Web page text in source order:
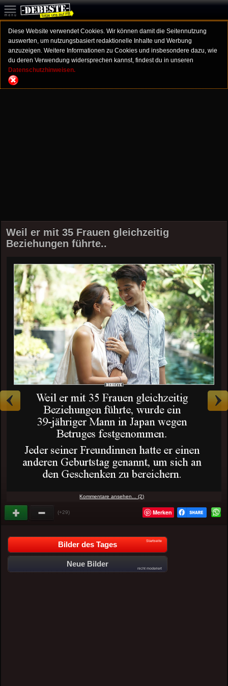
Diese Website verwendet Cookies. Wir können damit die Seitennutzung
auswerten, um nutzungsbasiert redaktionelle Inhalte und Werbung
anzuzeigen. Weitere Informationen zu Cookies und insbesondere dazu, wie
du deren Verwendung widersprechen kannst, findest du in unseren
Datenschutzhinweisen.
Weil er mit 35 Frauen gleichzeitig
Beziehungen führte..
Kommentare ansehen... (2)
(+29) Merken
Bilder des Tages Startseite
Neue Bilder
nicht moderiert